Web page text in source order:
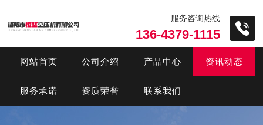
服务咨询热线
136-4379-1115
网站首页 公司介绍 产品中心 资讯动态
服务承诺 资质荣誉 联系我们